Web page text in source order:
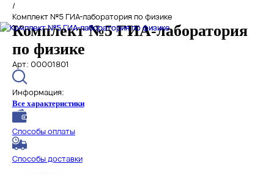
/
Комплект №5 ГИА-лаборатория по физике
Комплект №5 ГИА-лаборатория
по физике
Арт: 00001801
Информация:
Все характеристики
Способы оплаты
Способы доставки